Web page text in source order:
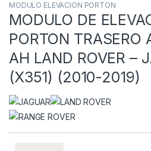
MODULO ELEVACION PORTON
MODULO DE
PORTON
AH LAND ROVER –
(X351) (2010-2019)